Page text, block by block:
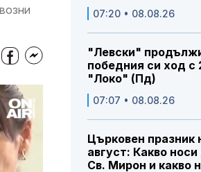
07:20 • 08.08.26
"Левски"
победния си ход с
"Локо" (Пд)
07:07 • 08.08.26
Църковен празник
август: Какво
Св. Мирон и какво